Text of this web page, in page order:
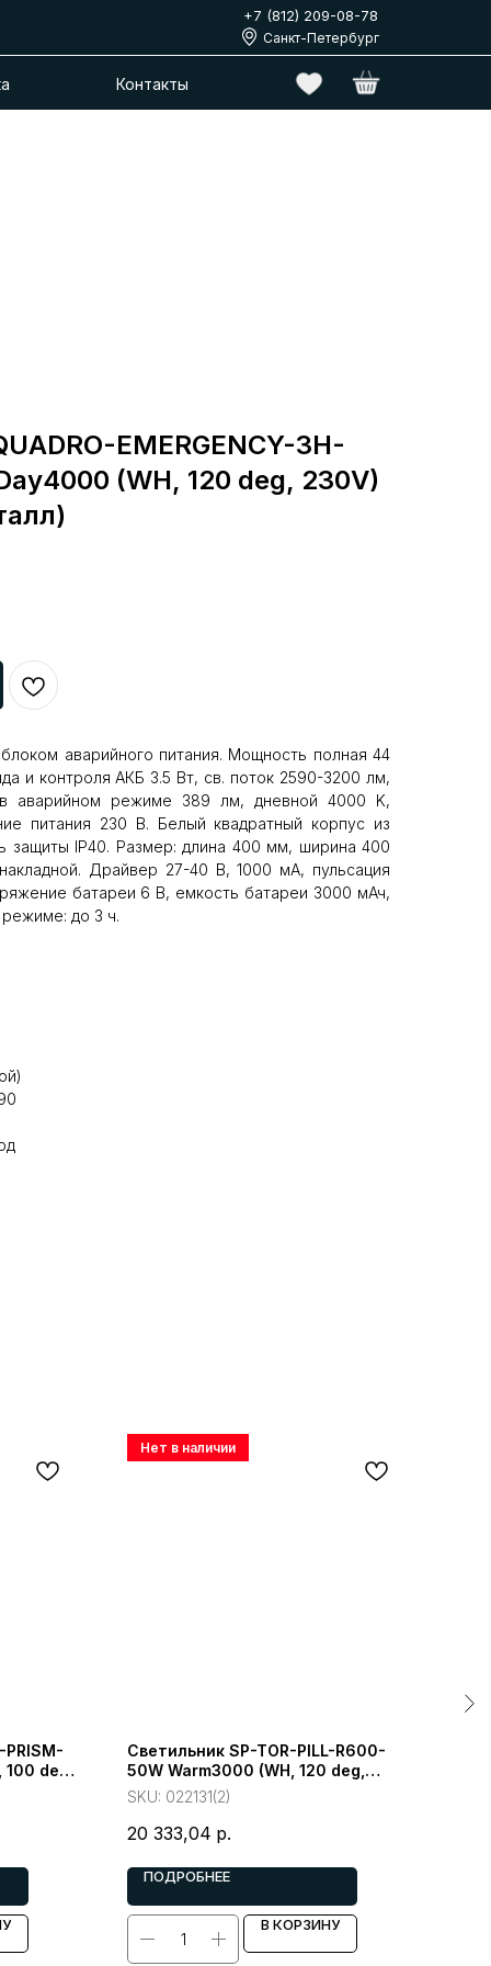
Контакты
Санкт-Петербург
+7 (812) 209-08-78
EMERGENCY-3H-
(WH, 120 deg, 230V)
аварийного питания. Мощность полная 44
и контроля АКБ 3.5 Вт, св. поток 2590-3200 лм,
аварийном режиме 389 лм, дневной 4000 K,
питания 230 В. Белый квадратный корпус из
защиты IP40. Размер: длина 400 мм, ширина 400
Драйвер 27-40 В, 1000 мА, пульсация
батареи 6 В, емкость батареи 3000 мАч,
до 3 ч.
PRISM-
100 deg,
Светильник SP-TOR-PILL-R600-
50W Warm3000 (WH, 120 deg,
230V) (Arlight, IP20 Металл)
SKU: 022131(2)
20 333,04 р.
ПОДРОБНЕЕ
В КОРЗИНУ